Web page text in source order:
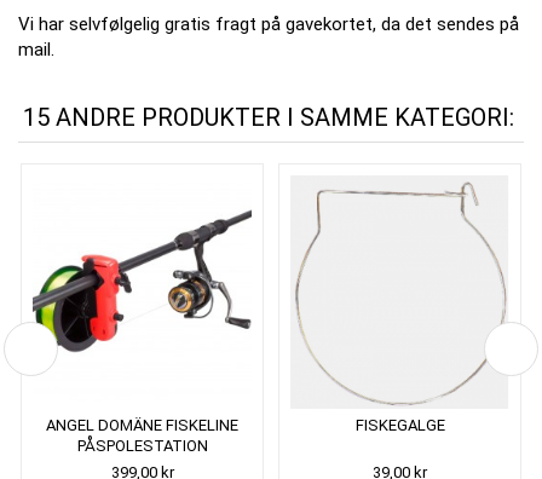
Vi har selvfølgelig gratis fragt på gavekortet, da det sendes på
mail.
15 ANDRE PRODUKTER I SAMME KATEGORI:
ANGEL DOMÄNE FISKELINE
PÅSPOLESTATION
399,00 kr
FISKEGALGE
39,00 kr